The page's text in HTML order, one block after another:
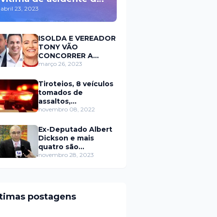
trânsito durante a
madrugada na BR 110
em Mossoró
abril 23, 2023
ISOLDA E VEREADOR
TONY VÃO
CONCORRER A
PREFEITURA DE
março 26, 2023
Tiroteios, 8 veículos
tomados de
assaltos,
ARRASTÕES em
encontrado morto
novembro 08, 2022
Ex-Deputado Albert
Dickson e mais
quatro são
condenados por
novembro 28, 2023
postagens